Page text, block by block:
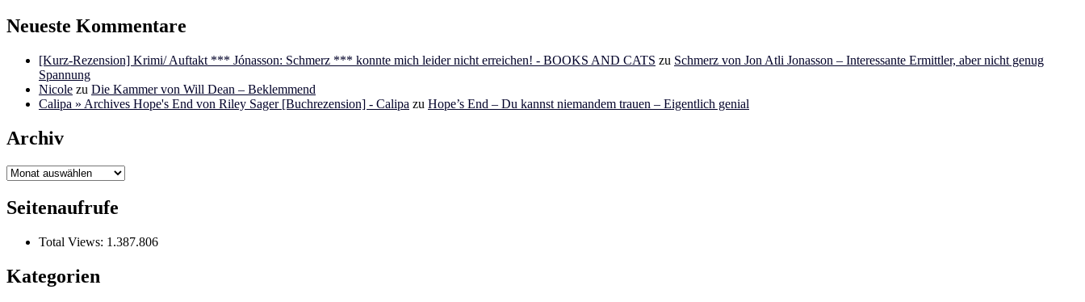
Neueste Kommentare
[Kurz-Rezension] Krimi/ Auftakt *** Jónasson: Schmerz *** konnte mich leider nicht erreichen! - BOOKS AND CATS zu Schmerz von Jon Atli Jonasson – Interessante Ermittler, aber nicht genug
Spannung
Nicole zu Die Kammer von Will Dean – Beklemmend
Calipa » Archives Hope's End von Riley Sager [Buchrezension] - Calipa zu Hope’s End – Du kannst niemandem trauen – Eigentlich genial
Archiv
Archiv
Seitenaufrufe
Total Views: 1.387.806
Kategorien